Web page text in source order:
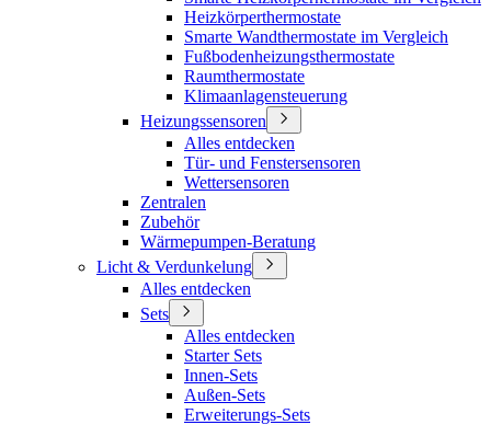
Heizkörperthermostate
Smarte Wandthermostate im Vergleich
Fußbodenheizungsthermostate
Raumthermostate
Klimaanlagensteuerung
Heizungssensoren
Alles entdecken
Tür- und Fenstersensoren
Wettersensoren
Zentralen
Zubehör
Wärmepumpen-Beratung
Licht & Verdunkelung
Alles entdecken
Sets
Alles entdecken
Starter Sets
Innen-Sets
Außen-Sets
Erweiterungs-Sets